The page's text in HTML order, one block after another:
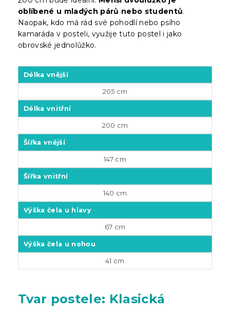
oblíbené u mladých párů nebo studentů.
Naopak, kdo má rád své pohodlí nebo psího
kamaráda v posteli, využije tuto postel i jako
obrovské jednolůžko.
Délka vnější
205 cm
Délka vnitřní
200 cm
Šířka vnější
147 cm
Šířka vnitřní
140 cm
Výška čela u hlavy
67 cm
Výška čela u nohou
41 cm
Tvar postele: Klasická